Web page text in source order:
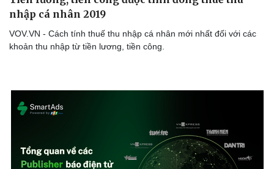
nhập cá nhân 2019
VOV.VN - Cách tính thuế thu nhập cá nhân mới nhất đối với các
khoản thu nhập từ tiền lương, tiền công.